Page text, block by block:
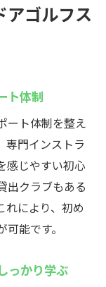
ューのコツ
の両立
ンスを重視
自由に練習
間営業活用
習スタート
アゴルフス
ト体制
ート体制を整え
専門インストラ
感じやすい初心
出クラブもある
れにより、初め
能です。
っかり学ぶ